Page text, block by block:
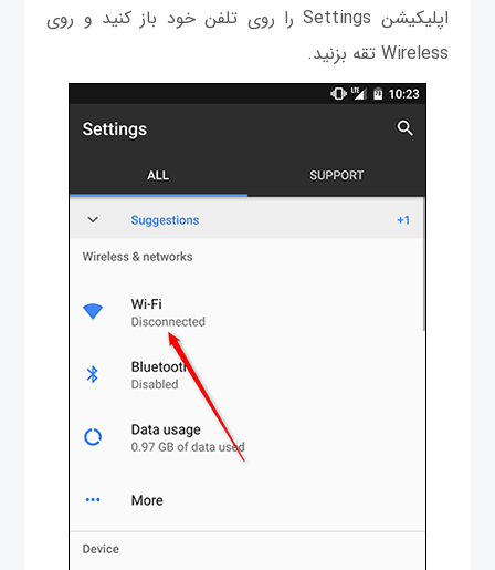
اپلیکیشن Settings را روی تلفن خود باز کنید و روی
Wireless تقه بزنید.